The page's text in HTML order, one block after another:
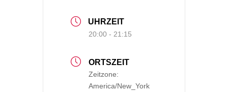
UHRZEIT
20:00 - 21:15
ORTSZEIT
Zeitzone:
America/New_York